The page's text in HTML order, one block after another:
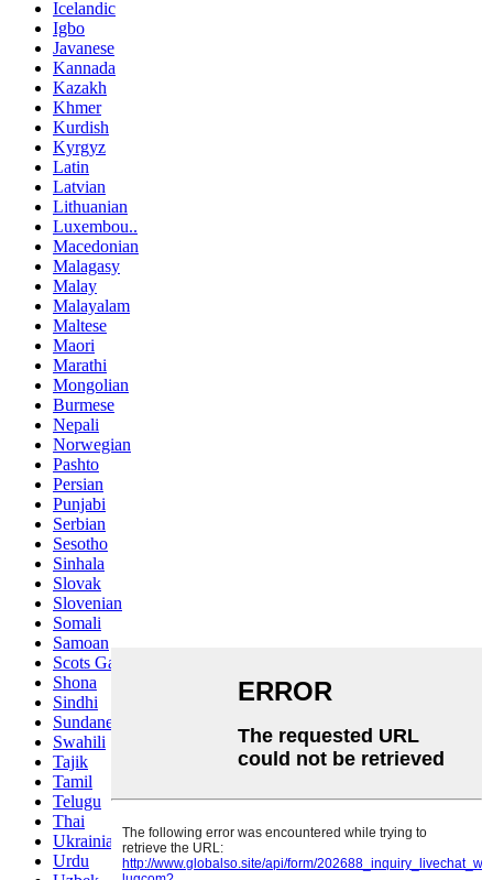
Icelandic
Igbo
Javanese
Kannada
Kazakh
Khmer
Kurdish
Kyrgyz
Latin
Latvian
Lithuanian
Luxembou..
Macedonian
Malagasy
Malay
Malayalam
Maltese
Maori
Marathi
Mongolian
Burmese
Nepali
Norwegian
Pashto
Persian
Punjabi
Serbian
Sesotho
Sinhala
Slovak
Slovenian
Somali
Samoan
Scots Gaelic
Shona
Sindhi
Sundanese
Swahili
Tajik
Tamil
Telugu
Thai
Ukrainian
Urdu